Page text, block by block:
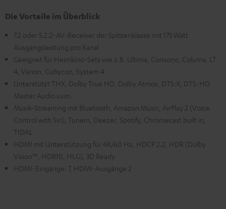
Die Vorteile im Überblick
7.2 oder 5.2.2-AV-Receiver der Spitzenklasse mit 175 Watt
Ausgangsleistung pro Kanal
Geeignet für Heimkino-Sets wie z.B. Ultima, Consono, Columa, LT
4, Varion, Cubycon, System 4
Unterstützt THX, Dolby True HD, Dolby Atmos, DTS:X, DTS-HD
Master Audio uvm.
Musik-Streaming mit Bluetooth, Amazon Music, AirPlay 2 (Voice
Control with Siri), TuneIn, Deezer, Spotify, Chromecast built in,
TIDAL
HDMI mit Unterstützung für 4K/60 Hz, HDCP 2.2, HDR (Dolby
Vision™, HDR10, HLG), 3D Ready
HDMI-Eingänge: 7, HDMI-Ausgänge 2